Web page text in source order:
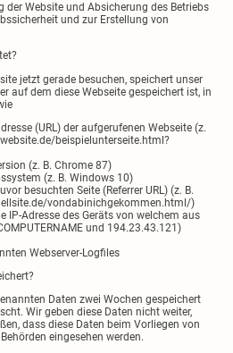
der Website und Absicherung des Betriebs
und zur Erstellung von
jetzt gerade besuchen, speichert unser
auf dem diese Webseite gespeichert ist, in
(URL) der aufgerufenen Webseite (z.
beispielunterseite.html?
(z. B. Chrome 87)
(z. B. Windows 10)
besuchten Seite (Referrer URL) (z. B.
vondabinichgekommen.html/)
IP-Adresse des Geräts von welchem aus
und 194.23.43.121)
Webserver-Logfiles
Daten zwei Wochen gespeichert
Wir geben diese Daten nicht weiter,
dass diese Daten beim Vorliegen von
eingesehen werden.